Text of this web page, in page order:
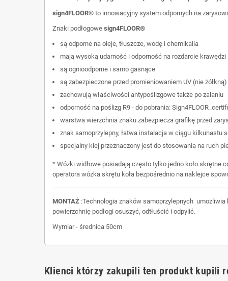
sign4FLOOR® to innowacyjny system odpornych na
Znaki podłogowe sign4FLOOR®
są odporne na oleje, tłuszcze, wodę i chemikalia
mają wysoką udarność i odporność na rozdarcie krawędzi
są ognioodporne i samo gasnące
są zabezpieczone przed promieniowaniem UV (nie żółkną)
zachowują właściwości antypoślizgowe także po zalaniu
odporność na poślizg R9 - do pobrania:
warstwa wierzchnia znaku zabezpiecza grafikę przed
znak samoprzylepny, łatwa instalacja w ciągu kilkunastu
specjalny klej przeznaczony jest do stosowania na ruch
* Wózki widłowe posiadają często tylko jedno koło skrętne
operatora wózka skrętu koła bezpośrednio na naklejce
MONTAŻ :Technologia znaków samoprzylepnych
powierzchnię podłogi osuszyć, odtłuścić i odpylić.
Wymiar - średnica 50cm
Klienci którzy zakupili ten produkt kupili